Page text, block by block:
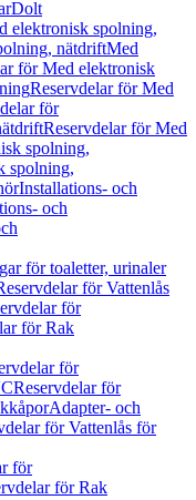
Dolt
elektronisk spolning,
nätdriftMed
för Med elektronisk
Reservdelar för Med
för
Reservdelar för Med
spolning,
spolning,
Installations- och
och
för toaletter, urinaler
för Vattenlås
för
för Rak
för
Reservdelar för
Adapter- och
för Vattenlås för
för
för Rak